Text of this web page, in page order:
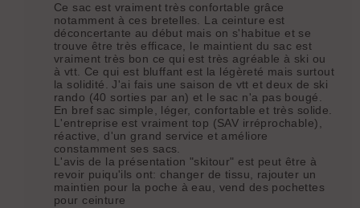
Ce sac est vraiment très confortable grâce
notamment à ces bretelles. La ceinture est
déconcertante au début mais on s'habitue et se
trouve être très efficace, le maintient du sac est
vraiment très bon ce qui est très agréable à ski ou
à vtt. Ce qui est bluffant est la légèreté mais surtout
la solidité. J'ai fais une saison de vtt et deux de ski
rando (40 sorties par an) et le sac n'a pas bougé.
En bref sac simple, léger, confortable et très solide.
L'entreprise est vraiment top (SAV irréprochable),
réactive, d'un grand service et améliore
constamment ses sacs.
L'avis de la présentation "skitour" est peut être à
revoir puiqu'ils ont: changer de tissu, rajouter un
maintien pour la poche à eau, vend des pochettes
pour ceinture